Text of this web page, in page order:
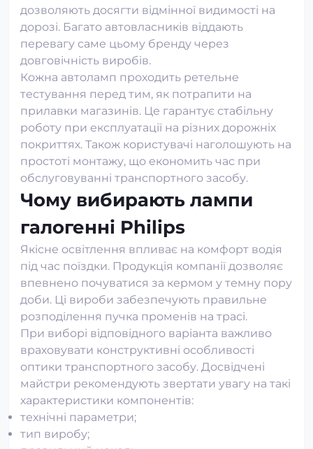
дозволяють досягти відмінної видимості на
дорозі. Багато автовласників віддають
перевагу саме цьому бренду через
довговічність виробів.
Кожна автоламп проходить ретельне
тестування перед тим, як потрапити на
прилавки магазинів. Це гарантує стабільну
роботу при експлуатації на різних дорожніх
покриттях. Також користувачі наголошують на
простоті монтажу, що економить час при
обслуговуванні транспортного засобу.
Чому вибирають лампи
галогенні Philips
Якісне освітлення впливає на комфорт водія
під час поїздки. Продукція компанії дозволяє
впевнено почуватися за кермом у темну пору
доби. Ці вироби забезпечують правильне
розподілення пучка променів на трасі.
При виборі відповідного варіанта важливо
враховувати конструктивні особливості
оптики транспортного засобу. Досвідчені
майстри рекомендують звертати увагу на такі
характеристики компонентів:
технічні параметри;
тип виробу;